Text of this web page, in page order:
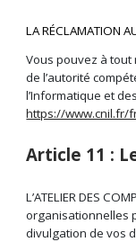
LA RÉCLAMATION
Vous pouvez à
de l’autorité
l’Informatique et
https://www.cnil.fr/
Article 11 :
L’ATELIER DES
organisationnelles
divulgation de vos